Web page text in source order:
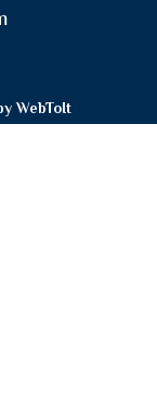
WebToIt